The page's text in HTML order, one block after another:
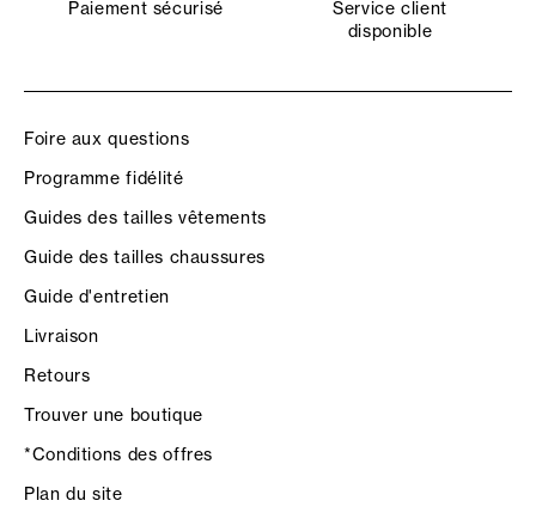
Paiement sécurisé
Service client
disponible
Foire aux questions
Programme fidélité
Guides des tailles vêtements
Guide des tailles chaussures
Guide d'entretien
Livraison
Retours
Trouver une boutique
*Conditions des offres
Plan du site